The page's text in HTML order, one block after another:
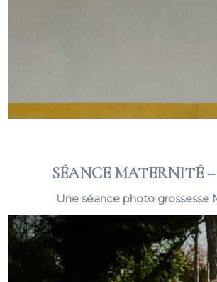
SÉANCE MATERNITÉ
Une séance photo grossesse